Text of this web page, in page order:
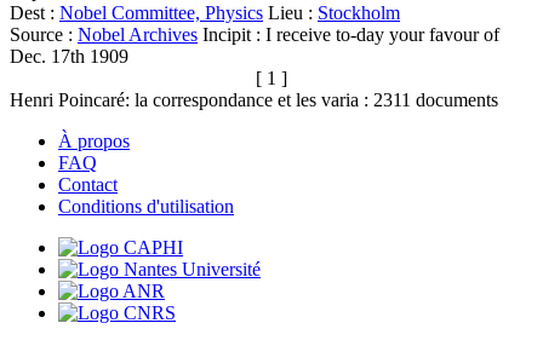
Dest : Nobel Committee, Physics Lieu : Stockholm
Source : Nobel Archives Incipit : I receive to-day your favour of
Dec. 17th 1909
[ 1 ]
Henri Poincaré: la correspondance et les varia : 2311 documents
À propos
FAQ
Contact
Conditions d'utilisation